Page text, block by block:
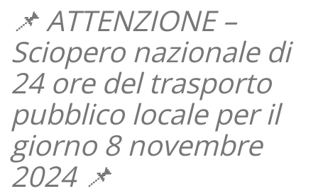
📌 ATTENZIONE –
Sciopero nazionale di
24 ore del trasporto
pubblico locale per il
giorno 8 novembre
2024 📌